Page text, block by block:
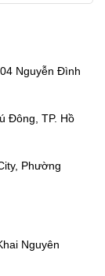
Nguyễn Đình
Đông, TP. Hồ
Phường
Nguyên